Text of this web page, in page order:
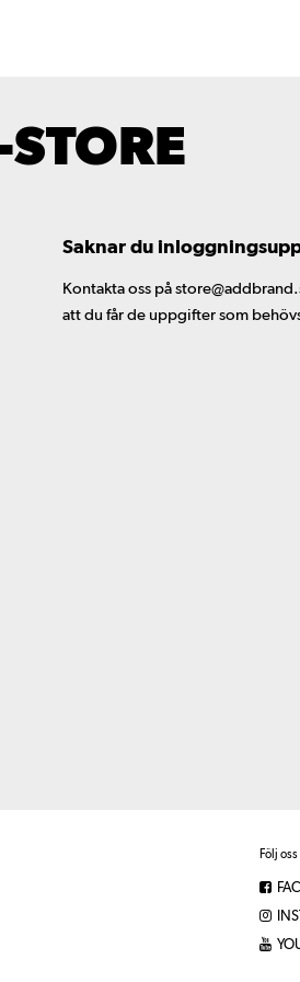
Saknar du
Kontakta oss på
att du får de uppgifter som
Följ oss